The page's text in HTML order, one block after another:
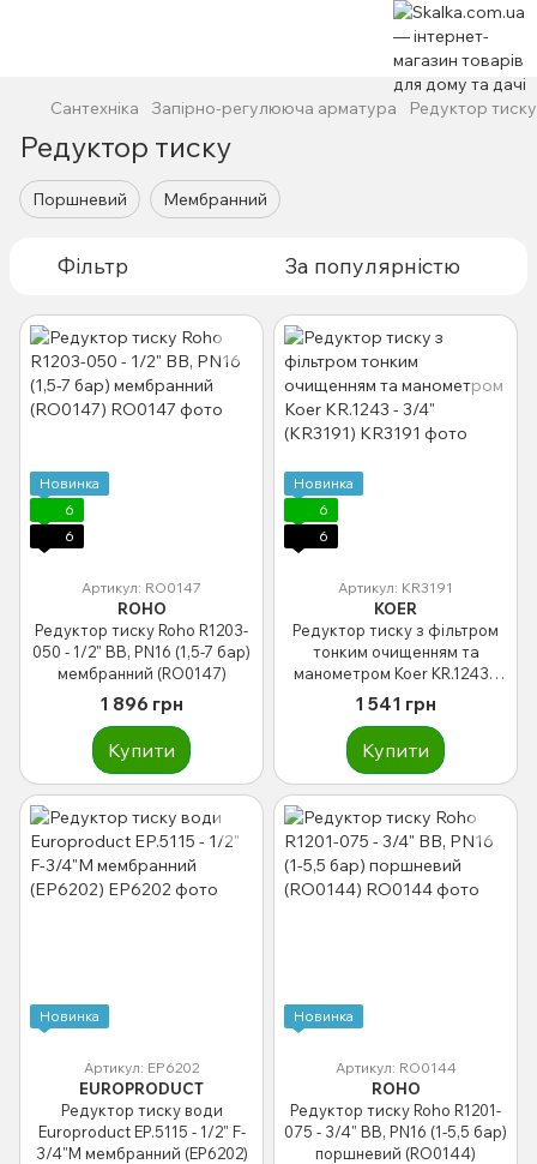
Сантехніка Запірно-регулююча арматура Редуктор тиску
Редуктор тиску
Поршневий Мембранний
Фільтр За популярністю
Новинка
6
6
Артикул: RO0147
ROHO
Редуктор тиску Roho R1203-
050 - 1/2" ВВ, PN16 (1,5-7 бар)
мембранний (RO0147)
1 896 грн
Купити
Новинка
6
6
Артикул: KR3191
KOER
Редуктор тиску з фільтром
тонким очищенням та
манометром Koer KR.1243 -
3/4" (KR3191)
1 541 грн
Купити
Новинка
Артикул: EP6202
EUROPRODUCT
Редуктор тиску води
Europroduct EP.5115 - 1/2" F-
3/4"M мембранний (EP6202)
Новинка
Артикул: RO0144
ROHO
Редуктор тиску Roho R1201-
075 - 3/4" ВВ, PN16 (1-5,5 бар)
поршневий (RO0144)